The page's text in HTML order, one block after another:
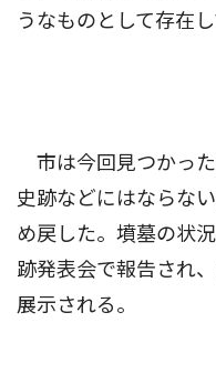
うなものとして存在
市は今回見つかった
史跡などにはならな
め戻した。墳墓の状
跡発表会で報告され
展示される。